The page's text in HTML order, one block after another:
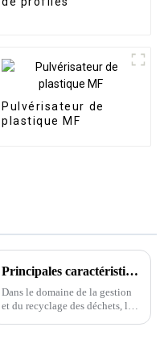
Pulvérisateur de
plastique MF
Principales caractéristiques d'un broyeur à arbre unique
Dans le domaine de la gestion
et du recyclage des déchets, les